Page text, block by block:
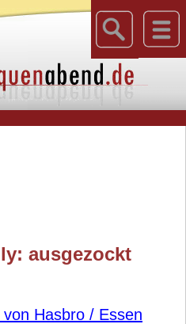
ausgezockt
Hasbro / Essen